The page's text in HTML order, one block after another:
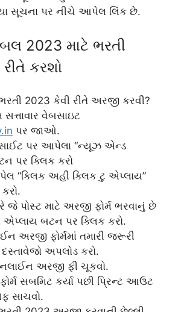
સૂચના પર નીચે આપેલ લિંક છે.
2023 માટે ભરતી
કરશો
2023 કેવી રીતે અરજી કરવી?
વેબસાઇટ
પર જાઓ.
પર આપેલા “ન્યૂઝ એન્ડ
પર ક્લિક કરો
“ક્લિક અહી ક્લિક ટુ એપ્લાય”
જે પોસ્ટ માટે અરજી ફોર્મ ભરવાનું છે
બટન પર ક્લિક કરો.
અરજી ફોર્મમાં તમારી જરૂરી
અપલોડ કરો.
અરજી ફી ચૂકવો.
સબમિટ કર્યા પછી પ્રિન્ટ આઉટ
સાચવો.